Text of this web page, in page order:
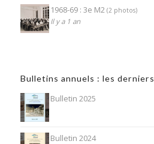
1968-69 : 3e M2 (2 photos)
Il y a 1 an
Bulletins annuels : les derniers
Bulletin 2025
Bulletin 2024